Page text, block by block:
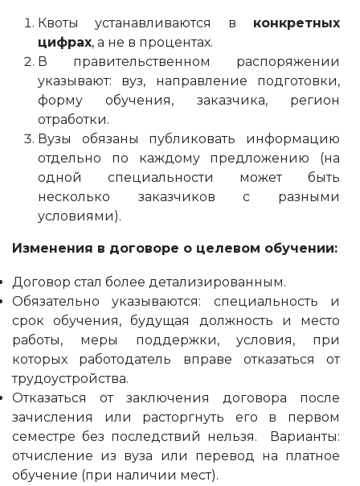
Квоты устанавливаются в конкретных
цифрах, а не в процентах.
В правительственном распоряжении
указывают: вуз, направление подготовки,
форму обучения, заказчика, регион
отработки.
Вузы обязаны публиковать информацию
отдельно по каждому предложению (на
одной специальности может быть
несколько заказчиков с разными
условиями).
Изменения в договоре о целевом обучении:
Договор стал более детализированным.
Обязательно указываются: специальность и
срок обучения, будущая должность и место
работы, меры поддержки, условия, при
которых работодатель вправе отказаться от
трудоустройства.
Отказаться от заключения договора после
зачисления или расторгнуть его в первом
семестре без последствий нельзя. Варианты:
отчисление из вуза или перевод на платное
обучение (при наличии мест).